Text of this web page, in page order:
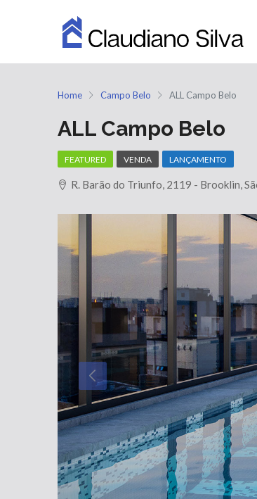
Home Campo Belo ALL Campo Belo
ALL Campo Belo
FEATURED VENDA LANÇAMENTO
R. Barão do Triunfo, 2119 - Brooklin,